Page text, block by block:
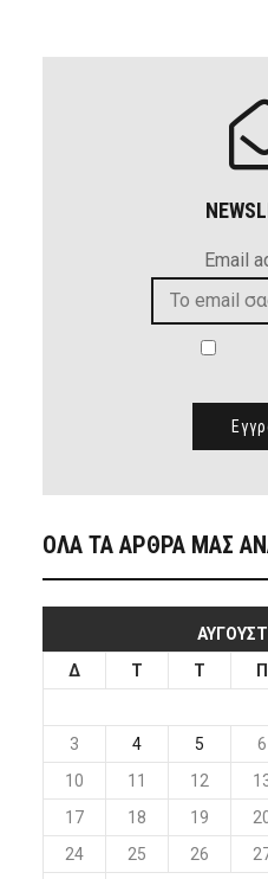
Email
ΟΛΑ ΤΑ ΑΡΘΡΑ ΜΑΣ
Δ
Τ Τ Π
3
4 5 6
10
11 12
17
18 19
24
25 26